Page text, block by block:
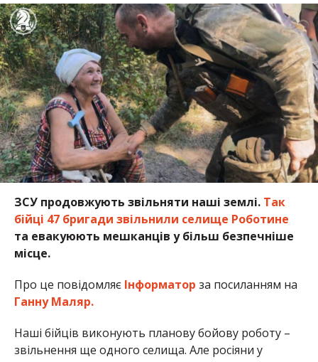
ЗСУ продовжують звільняти наші землі. Так
бійці 47 бригади звільнили селище Роботине
та евакуюють мешканців у більш безпечніше
місце.
Про це повідомляє Інформатор за посиланням на
Ганну Маляр.
Наші бійців виконують планову бойову роботу –
звільнення ще одного селища. Але росіяни у